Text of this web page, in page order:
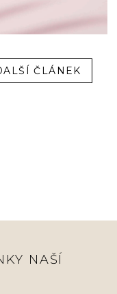
ČLÁNEK
NAŠÍ